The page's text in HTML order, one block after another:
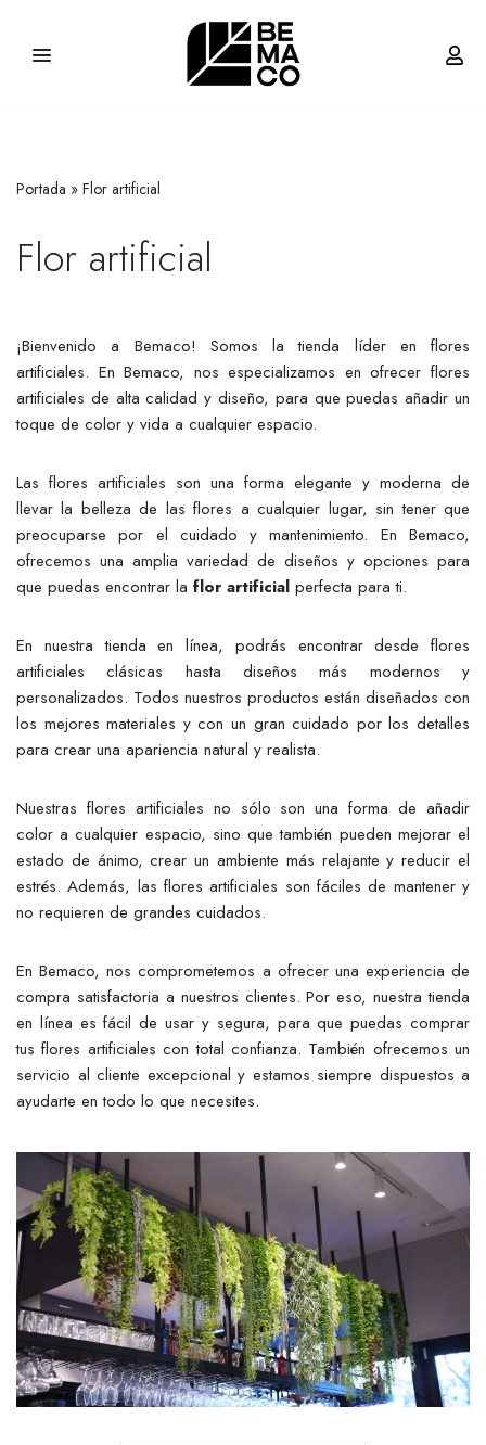
Saltar
Portada » Flor artificial
Flor artificial
¡Bienvenido a Bemaco! Somos la tienda líder en flores
artificiales. En Bemaco, nos especializamos en ofrecer flores
artificiales de alta calidad y diseño, para que puedas añadir un
toque de color y vida a cualquier espacio.
Las flores artificiales son una forma elegante y moderna de
llevar la belleza de las flores a cualquier lugar, sin tener que
preocuparse por el cuidado y mantenimiento. En Bemaco,
ofrecemos una amplia variedad de diseños y opciones para
que puedas encontrar la flor artificial perfecta para ti.
En nuestra tienda en línea, podrás encontrar desde flores
artificiales clásicas hasta diseños más modernos y
personalizados. Todos nuestros productos están diseñados con
los mejores materiales y con un gran cuidado por los detalles
para crear una apariencia natural y realista.
Nuestras flores artificiales no sólo son una forma de añadir
color a cualquier espacio, sino que también pueden mejorar el
estado de ánimo, crear un ambiente más relajante y reducir el
estrés. Además, las flores artificiales son fáciles de mantener y
no requieren de grandes cuidados.
En Bemaco, nos comprometemos a ofrecer una experiencia de
compra satisfactoria a nuestros clientes. Por eso, nuestra tienda
en línea es fácil de usar y segura, para que puedas comprar
tus flores artificiales con total confianza. También ofrecemos un
servicio al cliente excepcional y estamos siempre dispuestos a
ayudarte en todo lo que necesites.